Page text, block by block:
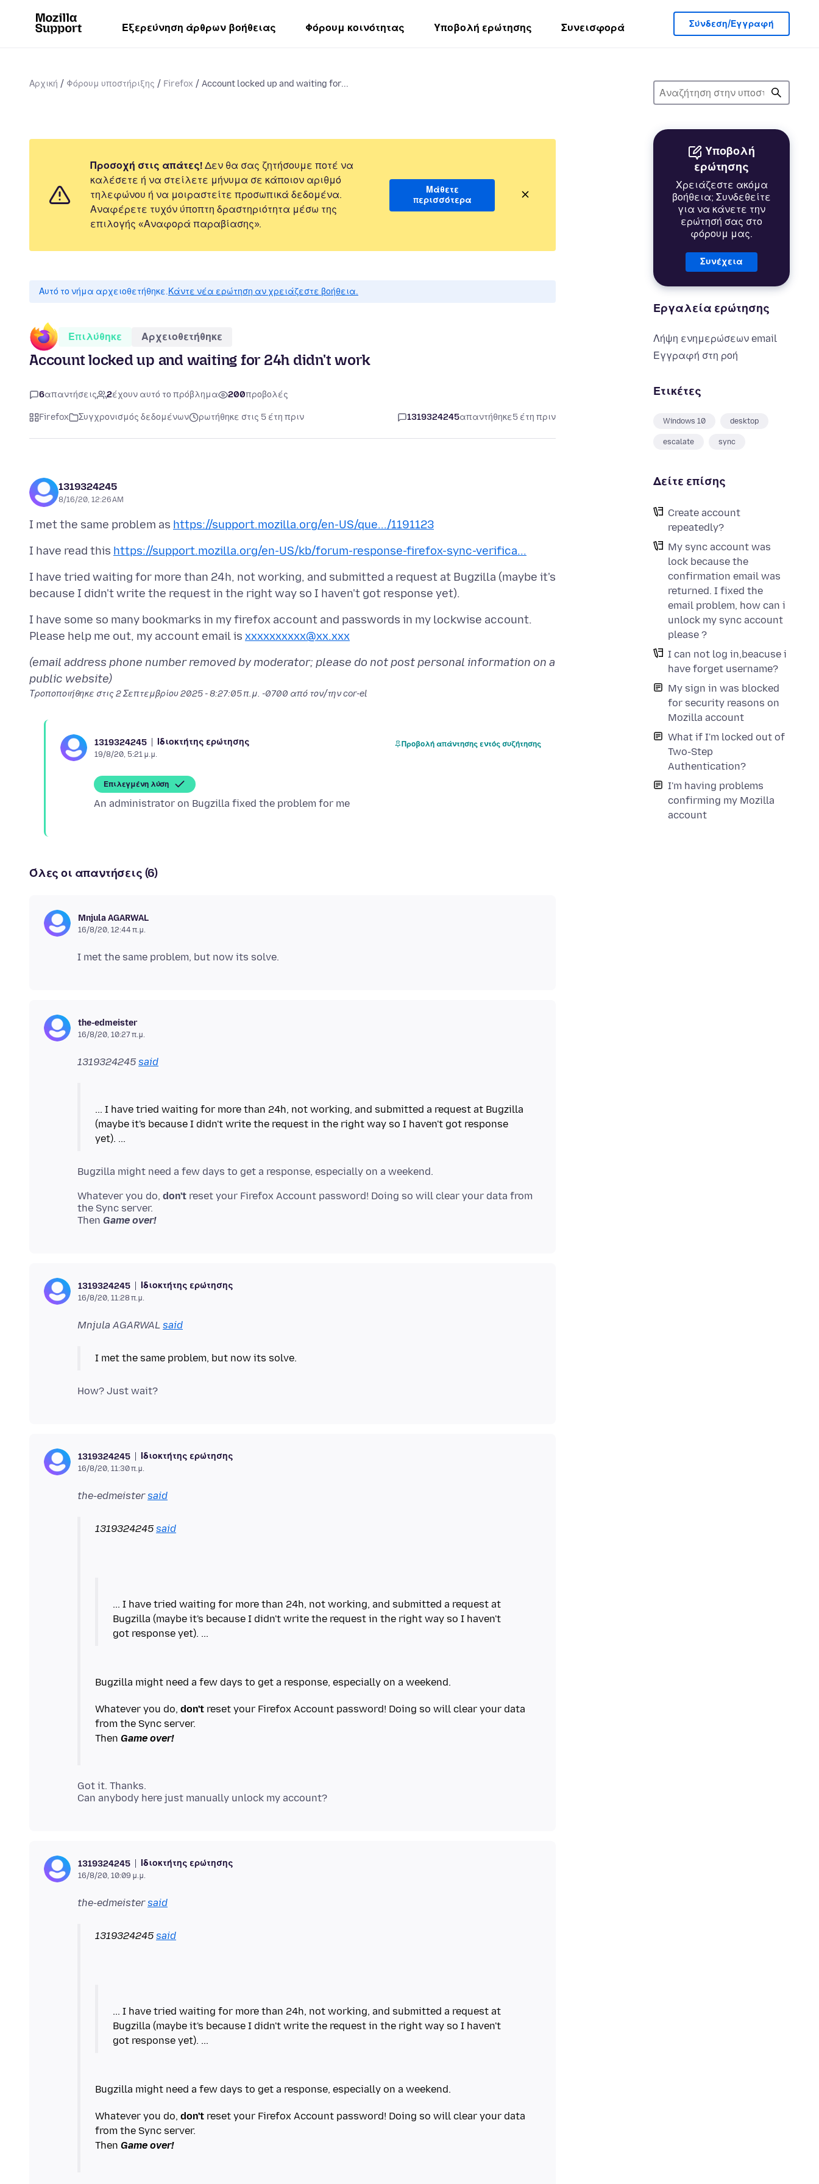
Εξερεύνηση άρθρων βοήθειας Φόρουμ κοινότητας Υποβολή ερώτησης Συνεισφορά Σύνδεση/Εγγραφή
Αρχική Φόρουμ υποστήριξης Firefox Account locked up and waiting for...
Υποβολή
ερώτησης
Χρειάζεστε ακόμα
βοήθεια; Συνδεθείτε
για να κάνετε την
ερώτησή σας στο
φόρουμ μας.
Συνέχεια
Εργαλεία ερώτησης
Λήψη ενημερώσεων email
Εγγραφή στη ροή
Ετικέτες
Windows 10 desktop
escalate sync
Δείτε επίσης
Create account
repeatedly?
My sync account was
lock because the
confirmation email was
returned. I fixed the
email problem, how can i
unlock my sync account
please ?
I can not log in,beacuse i
have forget username?
My sign in was blocked
for security reasons on
Mozilla account
What if I'm locked out of
Two-Step
Authentication?
I'm having problems
confirming my Mozilla
account
Προσοχή στις απάτες! Δεν θα σας ζητήσουμε ποτέ να
καλέσετε ή να στείλετε μήνυμα σε κάποιον αριθμό
τηλεφώνου ή να μοιραστείτε προσωπικά δεδομένα.
Αναφέρετε τυχόν ύποπτη δραστηριότητα μέσω της
επιλογής «Αναφορά παραβίασης».
Μάθετε
περισσότερα
Αυτό το νήμα αρχειοθετήθηκε.Κάντε νέα ερώτηση αν χρειάζεστε βοήθεια.
Επιλύθηκε Αρχειοθετήθηκε
Account locked up and waiting for 24h didn't work
6απαντήσεις 2έχουν αυτό το πρόβλημα 200προβολές
Firefox Συγχρονισμός δεδομένων ρωτήθηκε στις 5 έτη πριν 1319324245απαντήθηκε5 έτη πριν
1319324245
8/16/20, 12:26 AM
I met the same problem as https://support.mozilla.org/en-US/que.../1191123
I have read this https://support.mozilla.org/en-US/kb/forum-response-firefox-sync-verifica...
I have tried waiting for more than 24h, not working, and submitted a request at Bugzilla (maybe it's
I have some so many bookmarks in my firefox account and passwords in my lockwise account.
Please help me out, my account email is xxxxxxxxxx@xx.xxx
(email address phone number removed by moderator; please do not post personal information on a
public website)
Τροποποιήθηκε στις 2 Σεπτεμβρίου 2025 - 8:27:05 π.μ. -0700 από τον/την cor-el
1319324245 Ιδιοκτήτης ερώτησης
19/8/20, 5:21 μ.μ.
Προβολή απάντησης εντός συζήτησης
Επιλεγμένη λύση
Όλες οι απαντήσεις (6)
Mnjula AGARWAL
16/8/20, 12:44 π.μ.
the-edmeister
16/8/20, 10:27 π.μ.
1319324245 said
... I have tried waiting for more than 24h, not working, and submitted a request at Bugzilla
(maybe it's because I didn't write the request in the right way so I haven't got response
Whatever you do, don't reset your Firefox Account password! Doing so will clear your data from
the Sync server.
Then Game over!
1319324245 Ιδιοκτήτης ερώτησης
16/8/20, 11:28 π.μ.
Mnjula AGARWAL said
1319324245 Ιδιοκτήτης ερώτησης
16/8/20, 11:30 π.μ.
the-edmeistersaid
1319324245 said
... I have tried waiting for more than 24h, not working, and submitted a request at
Bugzilla (maybe it's because I didn't write the request in the right way so I haven't
Whatever you do, don't reset your Firefox Account password! Doing so will clear your data
from the Sync server.
Then Game over!
Got it. Thanks.
1319324245 Ιδιοκτήτης ερώτησης
16/8/20, 10:09 μ.μ.
the-edmeistersaid
1319324245 said
... I have tried waiting for more than 24h, not working, and submitted a request at
Bugzilla (maybe it's because I didn't write the request in the right way so I haven't
Whatever you do, don't reset your Firefox Account password! Doing so will clear your data
from the Sync server.
Then Game over!